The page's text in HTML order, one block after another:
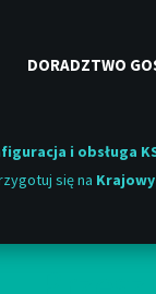
DORADZTWO
i obsługa
się na